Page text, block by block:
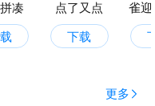
凑 点了又点
下载
雀
更多